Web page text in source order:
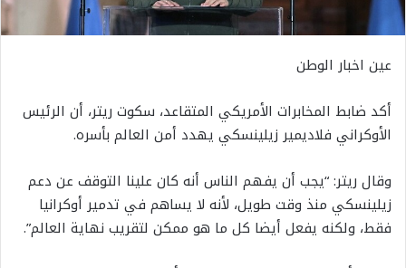
عين اخبار الوطن
أكد ضابط المخابرات الأمريكي المتقاعد، سكوت ريتر، أن الرئيس
الأوكراني فلاديمير زيلينسكي يهدد أمن العالم بأسره.
وقال ريتر: “يجب أن يفهم الناس أنه كان علينا التوقف عن دعم
زيلينسكي منذ وقت طويل، لأنه لا يساهم في تدمير أوكرانيا
فقط، ولكنه يفعل أيضا كل ما هو ممكن لتقريب نهاية العالم”.